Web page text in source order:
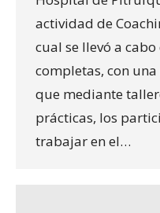
actividad de
cual se llevó a
completas, con
que mediante
prácticas, los
trabajar en el…